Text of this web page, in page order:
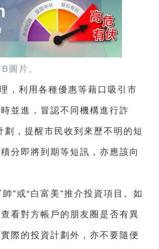
圖片。
，利用各種優惠等藉口吸引市
並進，冒認不同機構進行詐
劃，提醒市民收到來歷不明的短
分即將到期等短訊，亦應該向
”或“白富美”推介投資項目。如
看對方帳戶的朋友圈是否有異
際的投資計劃外，亦不要隨便